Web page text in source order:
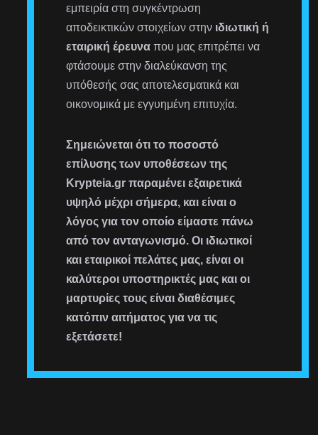
εμπειρία στη συγκέντρωση
αποδεικτικών στοιχείων στην ιδιωτική ή
εταιρική έρευνα που μας επιτρέπει να
φτάσουμε στην διαλεύκανση της
υπόθεσής σας αποτελεσματικά και
οικονομικά με εγγυημένη επιτυχία.
Σημειώνεται ότι το ποσοστό
επίλυσης των υποθέσεων της
Krypteia.gr παραμένει εξαιρετικά
υψηλό μέχρι σήμερα, και είναι ο
λόγος για τον οποίο είμαστε πάνω
από τον ανταγωνισμό. Οι ιδιωτικοί
και εταιρικοί πελάτες μας, είναι οι
καλύτεροι υποστηρικτές μας και οι
μαρτυρίες τους είναι διαθέσιμες
κατόπιν αιτήματος για να τις
εξετάσετε!